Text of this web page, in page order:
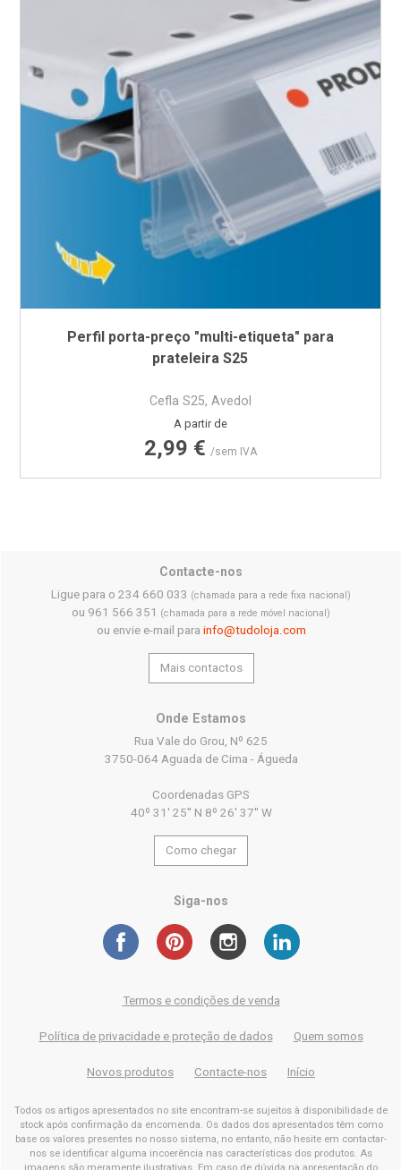
Perfil porta-preço "multi-etiqueta" para
prateleira S25
Cefla S25, Avedol
Preço
A partir de
2,99 € /sem IVA
Contacte-nos
Ligue para o 234 660 033 (chamada para a rede fixa nacional)
ou 961 566 351 (chamada para a rede móvel nacional)
ou envie e-mail para info@tudoloja.com
Mais contactos
Onde Estamos
Rua Vale do Grou, Nº 625
3750-064 Aguada de Cima - Águeda
Coordenadas GPS
40º 31' 25'' N 8º 26' 37'' W
Como chegar
Siga-nos
Termos e condições de venda
Política de privacidade e proteção de dados Quem somos
Novos produtos Contacte-nos Início
Todos os artigos apresentados no site encontram-se sujeitos à disponibilidade de
stock após confirmação da encomenda. Os dados dos apresentados têm como
base os valores presentes no nosso sistema, no entanto, não hesite em contactar-
nos se identificar alguma incoerência nas características dos produtos. As
imagens são meramente ilustrativas. Em caso de dúvida na apresentação do